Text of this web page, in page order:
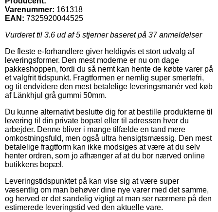
Varenummer: 161318
EAN: 7325920044525
Vurderet til 3.6 ud af 5 stjerner baseret på 37anmeldelser
De fleste e-forhandlere giver heldigvis et stort udvalg af
leveringsformer. Den mest moderne er nu om dage
pakkeshoppen, fordi du så nemt kan hente de købte varer på
et valgfrit tidspunkt. Fragtformen er nemlig super smertefri,
og tit endvidere den mest betalelige leveringsmanér ved køb
af Länkhjul grå gummi 50mm.
Du kunne alternativt beslutte dig for at bestille produkterne til
levering til din private bopæl eller til adressen hvor du
arbejder. Denne bliver i mange tilfælde en tand mere
omkostningsfuld, men også ultra hensigtsmæssig. Den mest
betalelige fragtform kan ikke modsiges at være at du selv
henter ordren, som jo afhænger af at du bor nærved online
butikkens bopæl.
Leveringstidspunktet på kan vise sig at være super
væsentlig om man behøver dine nye varer med det samme,
og herved er det sandelig vigtigt at man ser nærmere på den
estimerede leveringstid ved den aktuelle vare.